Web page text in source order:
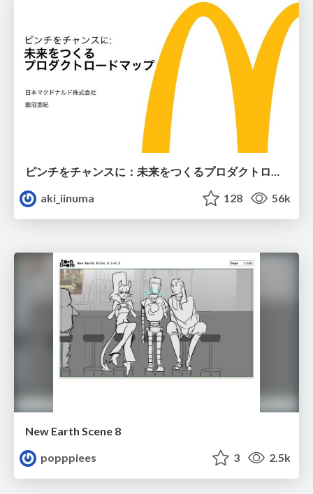
aki_iinuma
128 56k
New Earth Scene 8
popppiees
3 2.5k